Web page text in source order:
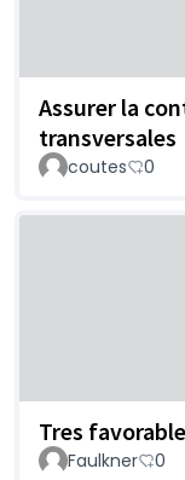
Assurer la
transversales
coutes 0
Tres
Faulkner 0